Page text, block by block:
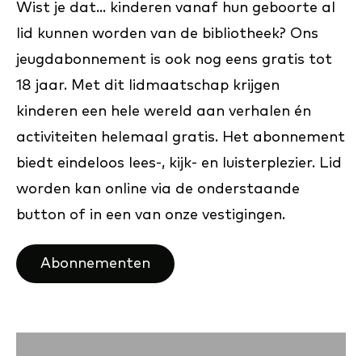
Wist je dat... kinderen vanaf hun geboorte al
lid kunnen worden van de bibliotheek? Ons
jeugdabonnement is ook nog eens gratis tot
18 jaar. Met dit lidmaatschap krijgen
kinderen een hele wereld aan verhalen én
activiteiten helemaal gratis. Het abonnement
biedt eindeloos lees-, kijk- en luisterplezier. Lid
worden kan online via de onderstaande
button of in een van onze vestigingen.
Abonnementen